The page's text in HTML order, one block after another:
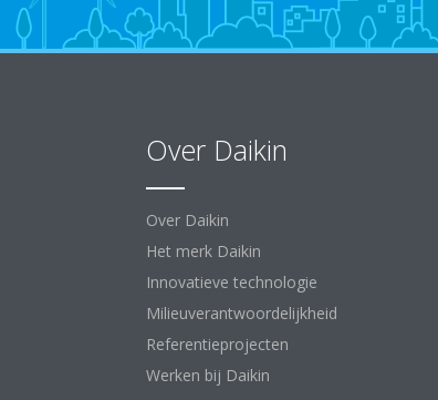
Over Daikin
Over Daikin
Het merk Daikin
Innovatieve technologie
Milieuverantwoordelijkheid
Referentieprojecten
Werken bij Daikin